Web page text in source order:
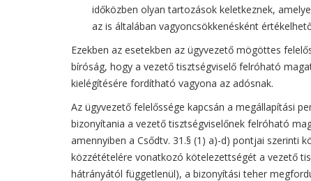
időközben olyan tartozások keletkeznek,
az is általában vagyoncsökkenésként
Ezekben az esetekben az ügyvezető mögöttes
bíróság, hogy a vezető tisztségviselő felróható
kielégítésére fordítható vagyona az adósnak.
Az ügyvezető felelőssége kapcsán a megállapítási
bizonyítania a vezető tisztségviselőnek felróható
amennyiben a Csődtv. 31.§ (1) a)-d) pontjai szerinti
közzétételére vonatkozó kötelezettségét a vezető
hátrányától függetlenül), a bizonyítási teher